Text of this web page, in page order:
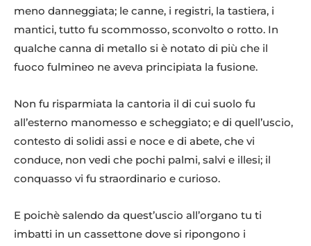
meno danneggiata; le canne, i registri, la tastiera, i
mantici, tutto fu scommosso, sconvolto o rotto. In
qualche canna di metallo si è notato di più che il
fuoco fulmineo ne aveva principiata la fusione.
Non fu risparmiata la cantoria il di cui suolo fu
all’esterno manomesso e scheggiato; e di quell’uscio,
contesto di solidi assi e noce e di abete, che vi
conduce, non vedi che pochi palmi, salvi e illesi; il
conquasso vi fu straordinario e curioso.
E poichè salendo da quest’uscio all’organo tu ti
imbatti in un cassettone dove si ripongono i